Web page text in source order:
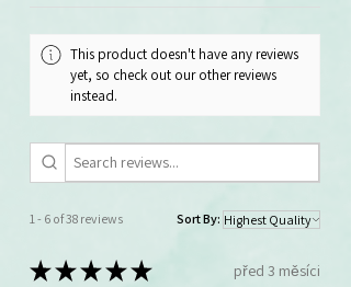
This product doesn't have any reviews
yet, so check out our other reviews
instead.
1 - 6 of 38 reviews Sort By:
★★★★★ před 3 měsíci